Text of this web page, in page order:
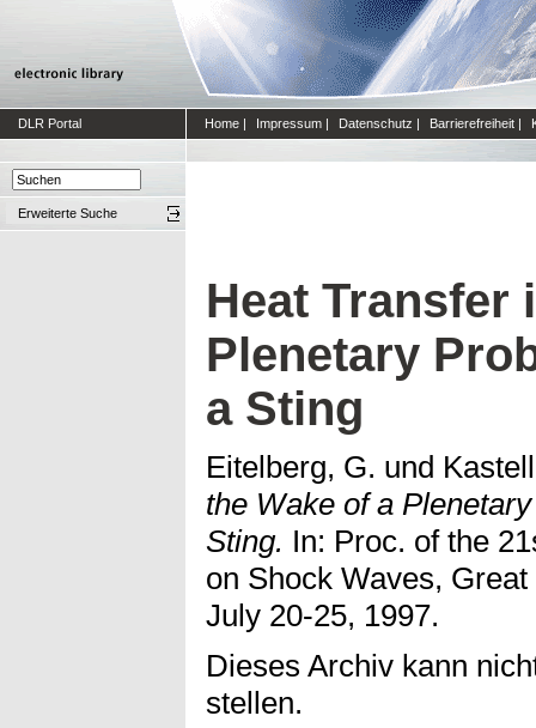
DLR Portal Home | Impressum | Datenschutz | Barrierefreiheit |
Erweiterte Suche
Heat Transfer
Plenetary
a Sting
Eitelberg, G. und
the Wake of a
Sting. In: Proc. of the
on Shock Waves,
July 20-25, 1997.
Dieses Archiv kann
stellen.